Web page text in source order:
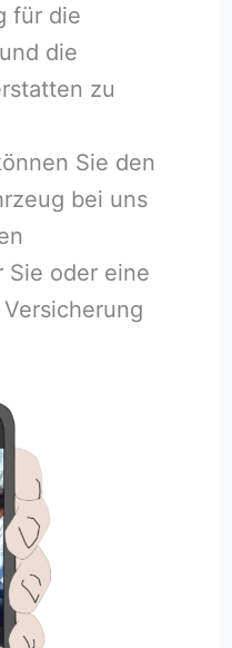
für die
die
zu
Sie den
bei uns
Sie oder eine